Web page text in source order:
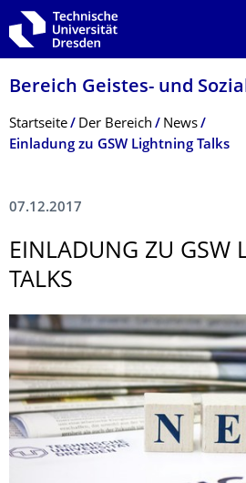
Zur Hauptnavigation springen
Zur Suche springen
Zum Inhalt springen
Bereich Geistes- und
Breadcrumb-Menü
Startseite Der Bereich
News
Einladung zu GSW Lightning Talks
07.12.2017
EINLADUNG ZU GSW
TALKS